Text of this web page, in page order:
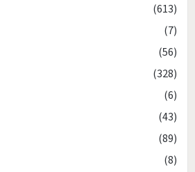
(613)
(7)
(56)
(328)
(6)
(43)
(89)
(8)